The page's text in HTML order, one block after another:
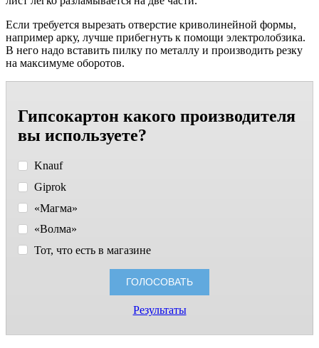
Если требуется вырезать отверстие криволинейной формы,
например арку, лучше прибегнуть к помощи электролобзика.
В него надо вставить пилку по металлу и производить резку
на максимуме оборотов.
Гипсокартон какого производителя
вы используете?
Knauf
Giprok
«Магма»
«Волма»
Тот, что есть в магазине
Результаты